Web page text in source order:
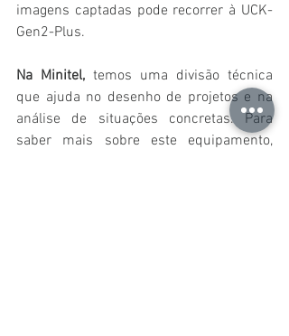
imagens captadas pode recorrer à UCK-
Gen2-Plus.
Na Minitel, temos uma divisão técnica
que ajuda no desenho de projetos e na
análise de situações concretas. Para
saber mais sobre este equipamento,